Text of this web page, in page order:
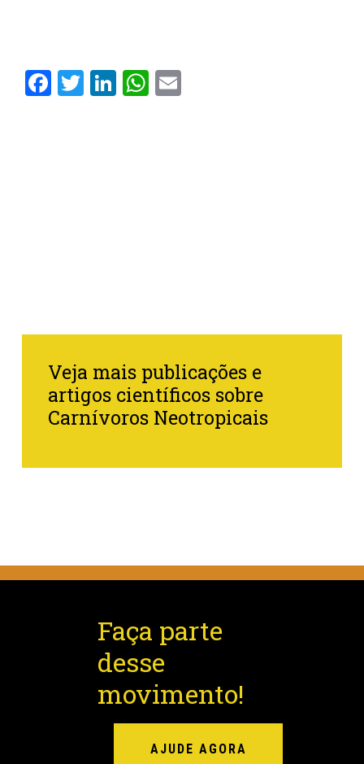
Facebook
Twitter
LinkedInWhatsApp
Veja mais publicações e
artigos científicos sobre
Carnívoros Neotropicais
Faça parte
desse
movimento!
AJUDE AGORA